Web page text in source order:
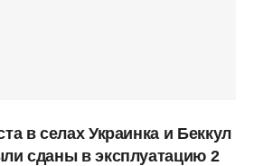
в селах Украинка и Беккул
сданы в эксплуатацию 2